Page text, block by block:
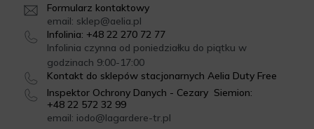
Formularz kontaktowy
email: sklep@aelia.pl
Infolinia: +48 22 270 72 77
Infolinia czynna od poniedziałku do piątku w
godzinach 9:00-17:00
Kontakt do sklepów stacjonarnych Aelia Duty Free
Inspektor Ochrony Danych - Cezary Siemion:
+48 22 572 32 99
email: iodo@lagardere-tr.pl